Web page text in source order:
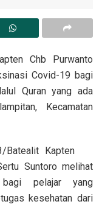
Chb Purwanto
Covid-19 bagi
Quran yang ada
Kecamatan
Batealit Kapten
Suntoro melihat
bagi pelajar yang
kesehatan dari